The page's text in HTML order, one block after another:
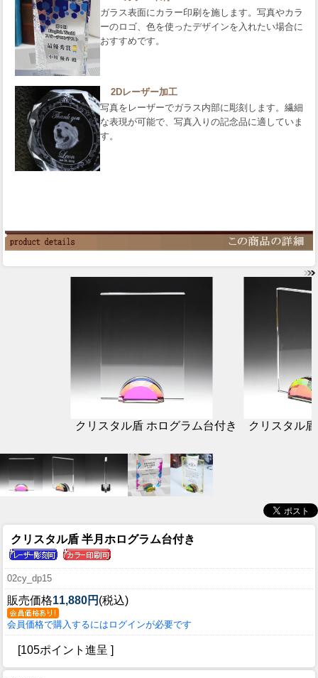
ガラス表面にカラー印刷を施します。写真やカラ
ーのロゴ、色を使ったデザインを入れたい場合に
おすすめです。
2Dレーザー加工
写真をレーザーでガラス内部に彫刻します。繊細
な表現が可能で、写真入りの記念品に適していま
す。
クリスタル盾 ホログラム台付き クリスタル
クリスタル盾 半月ホログラム台付き
02cy_dp15
販売価格11,880円 (税込)
会員価格で購入するにはログインが必要です
[105ポイント進呈 ]